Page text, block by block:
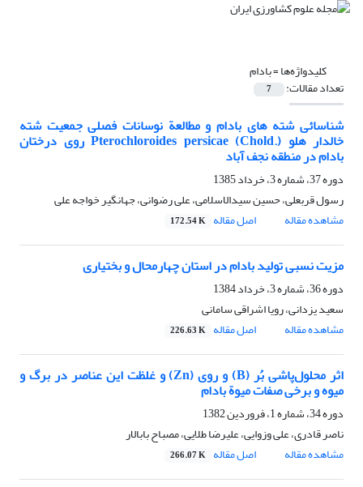
کلیدواژه‌ها =بادام
تعداد مقالات: 7
شناسائی شته های بادام و مطالعة نوسانات فصلی جمعیت شته
خالدار هلو Pterochloroides persicae (Chold.) روی درختان
بادام در منطقه نجف آباد
دوره 37، شماره 3، خرداد 1385
رسول قربعلی، حسین سیدالاسلامی، علی رضوانی، جهانگیر خواجه علی
مشاهده مقاله
اصل مقاله 172.54 K
مزیت نسبی تولید بادام در استان چهارمحال‌ و بختیاری
دوره 36، شماره 3، خرداد 1384
سعید یزدانی، رویا اشراقی سامانی
مشاهده مقاله
اصل مقاله 226.63 K
اثر محلول‌پاشی بُر (B) و روی (Zn) و غلظت این عناصر در برگ و
میوه و برخی صفات میوة بادام
دوره 34، شماره 1، فروردین 1382
ناصر قادری، علی وزوایی، علیرضا طلایی، مصباح بابالار
مشاهده مقاله
اصل مقاله 266.07 K